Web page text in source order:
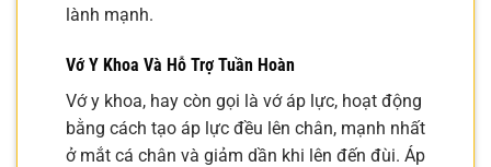
lành mạnh.
Vớ Y Khoa Và Hỗ Trợ Tuần Hoàn
Vớ y khoa, hay còn gọi là vớ áp lực, hoạt động
bằng cách tạo áp lực đều lên chân, mạnh nhất
ở mắt cá chân và giảm dần khi lên đến đùi. Áp